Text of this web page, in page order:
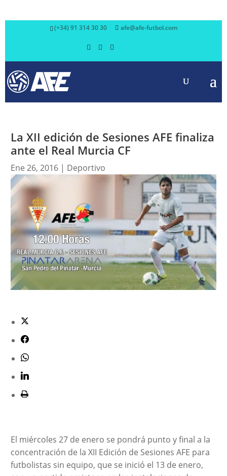
(+34) 91 314 30 30 afe@afe-futbol.com
La XII edición de Sesiones AFE finaliza
ante el Real Murcia CF
Ene 26, 2016| Deportivo
El miércoles 27 de enero se pondrá punto y final a la
concentración de la XII Edición de Sesiones AFE para
futbolistas sin equipo, que se inició el 13 de enero,